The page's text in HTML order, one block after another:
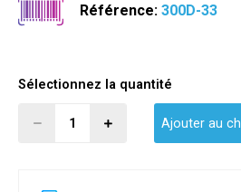
Référence:300D-33
Sélectionnez la quantité
Ajouter au